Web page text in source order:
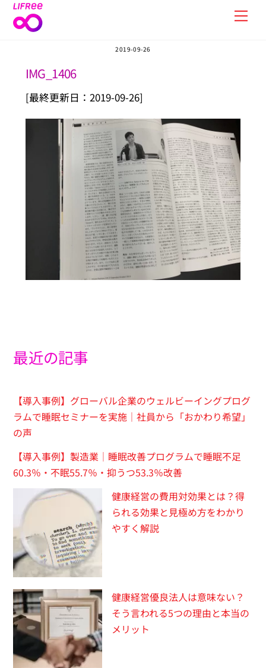
Skip
2019-09-26
IMG_1406
[最終更新日：2019-09-26]
最近の記事
【導入事例】グローバル企業のウェルビーイングプログ
ラムで睡眠セミナーを実施｜社員から「おかわり希望」
の声
【導入事例】製造業｜睡眠改善プログラムで睡眠不足
60.3％・不眠55.7％・抑うつ53.3％改善
健康経営の費用対効果とは？得
られる効果と見極め方をわかり
やすく解説
健康経営優良法人は意味ない？
そう言われる5つの理由と本当の
メリット